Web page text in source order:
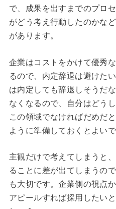
で、成果を出すまでのプロ
がどう考え行動したのかな
があります。
企業はコストをかけて優秀
るので、内定辞退は避けた
は内定しても辞退しそうだ
なくなるので、自分はどう
この領域でなければだめだ
ように準備しておくとよいで
主観だけで考えてしまうと
ることに差が出てしまうの
も大切です。企業側の視点
アピールすれば採用したい